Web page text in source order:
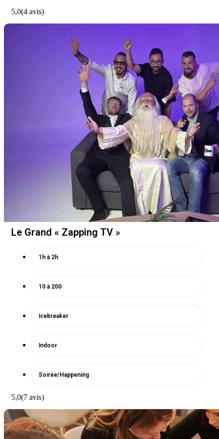
5,0(4 avis)
Le Grand « Zapping TV »
1h à 2h
10 à 200
Icebreaker
Indoor
Soirée/Happening
5,0(7 avis)